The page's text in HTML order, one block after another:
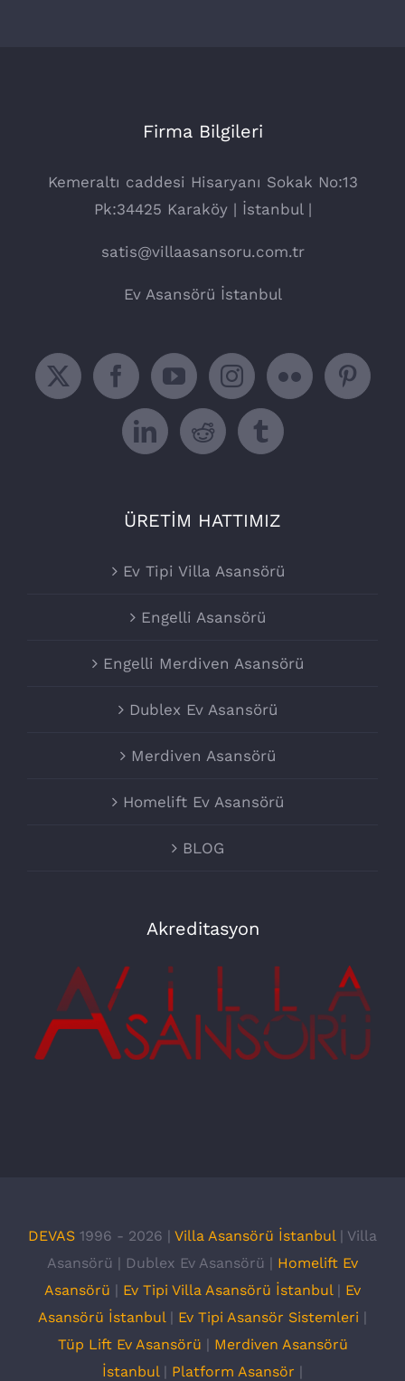
Firma Bilgileri
Kemeraltı caddesi Hisaryanı Sokak No:13
Pk:34425 Karaköy | İstanbul |
satis@villaasansoru.com.tr
Ev Asansörü İstanbul
ÜRETİM HATTIMIZ
Ev Tipi Villa Asansörü
Engelli Asansörü
Engelli Merdiven Asansörü
Dublex Ev Asansörü
Merdiven Asansörü
Homelift Ev Asansörü
BLOG
Akreditasyon
DEVAS 1996 - 2026 | Villa Asansörü İstanbul | Villa
Asansörü | Dublex Ev Asansörü | Homelift Ev
Asansörü | Ev Tipi Villa Asansörü İstanbul | Ev
Asansörü İstanbul | Ev Tipi Asansör Sistemleri |
Tüp Lift Ev Asansörü | Merdiven Asansörü
İstanbul | Platform Asansör |